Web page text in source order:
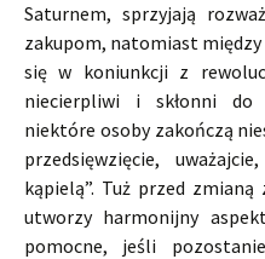
Saturnem, sprzyjają
zakupom, natomiast między
się w koniunkcji z
niecierpliwi i skłonni do
niektóre osoby zakończą
przedsięwzięcie,
kąpielą”. Tuż przed
utworzy harmonijny
pomocne, jeśli